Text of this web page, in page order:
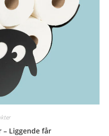
Liggende får